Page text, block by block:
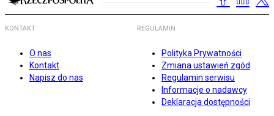
KONTAKT
O nas
Kontakt
Napisz do nas
REGULAMIN
Polityka Prywatności
Zmiana ustawień zgód
Regulamin serwisu
Informacje o nadawcy
Deklaracja dostępności